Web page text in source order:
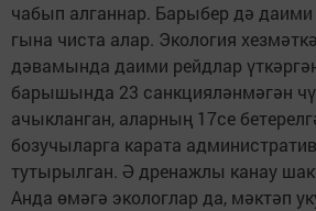
чабып алганнар. Барыбер дә
гына чиста алар. Экология
дәвамында даими рейдлар
барышында 23 санкцияләнмәгән
ачыкланган, аларның 17се
бозучыларга карата
тутырылган. Ә дренажлы канау
Анда өмәгә экологлар да, мәктәп